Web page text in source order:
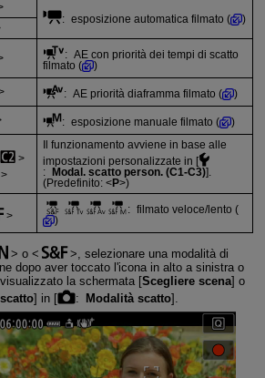
: esposizione automatica filmato (
)
: AE con priorità dei tempi di scatto
filmato (
)
: AE priorità diaframma filmato ( )
: esposizione manuale filmato ( )
Il funzionamento avviene in base alle
impostazioni personalizzate in [
:
Modal. scatto person. (C1-C3)].
(Predefinito:
P )
: filmato veloce/lento (
)
o
, selezionare una modalità di
dopo aver toccato l'icona in alto a sinistra o
la schermata [Scegliere scena] o
] in [ : Modalità scatto].